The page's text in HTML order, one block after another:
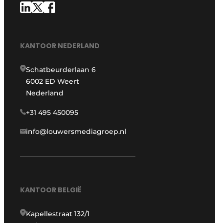
KANTOOR NEDERLAND
Schatbeurderlaan 6
6002 ED Weert
Nederland
+31 495 450095
info@louwersmediagroep.nl
KANTOOR BELGIË
Kapellestraat 132/1